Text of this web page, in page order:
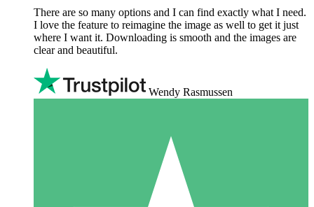
There are so many options and I can find exactly what I need.
I love the feature to reimagine the image as well to get it just
where I want it. Downloading is smooth and the images are
clear and beautiful.
Wendy Rasmussen